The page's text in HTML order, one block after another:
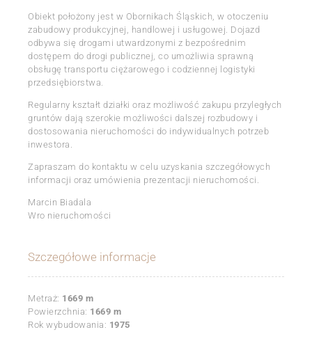
Obiekt położony jest w Obornikach Śląskich, w otoczeniu
zabudowy produkcyjnej, handlowej i usługowej. Dojazd
odbywa się drogami utwardzonymi z bezpośrednim
dostępem do drogi publicznej, co umożliwia sprawną
obsługę transportu ciężarowego i codziennej logistyki
przedsiębiorstwa.
Regularny kształt działki oraz możliwość zakupu przyległych
gruntów dają szerokie możliwości dalszej rozbudowy i
dostosowania nieruchomości do indywidualnych potrzeb
inwestora.
Zapraszam do kontaktu w celu uzyskania szczegółowych
informacji oraz umówienia prezentacji nieruchomości.
Marcin Biadala
Wro nieruchomości
Szczegółowe informacje
Metraż: 1669 m
Powierzchnia: 1669 m
Rok wybudowania: 1975